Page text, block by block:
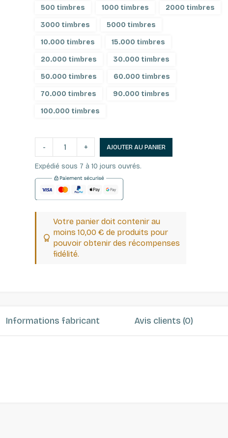
500 timbres 1000 timbres 2000 timbres
3000 timbres 5000 timbres
10.000 timbres 15.000 timbres
20.000 timbres 30.000 timbres
50.000 timbres 60.000 timbres
70.000 timbres 90.000 timbres
100.000 timbres
- + AJOUTER AU PANIER
Expédié sous 7 à 10 jours ouvrés.
Votre panier doit contenir au
moins 10,00 € de produits pour
pouvoir obtenir des récompenses
fidélité.
Informations fabricant Avis clients (0)